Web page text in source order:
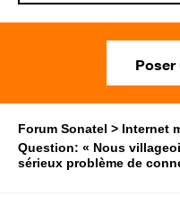
Forum Sonatel
Internet
Question: « Nous
sérieux problème de